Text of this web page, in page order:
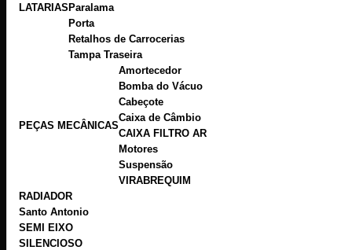
LATARIASParalama
Porta
Retalhos de Carrocerias
Tampa Traseira
PEÇAS MECÂNICAS
Amortecedor
Bomba do Vácuo
Cabeçote
Caixa de Câmbio
CAIXA FILTRO AR
Motores
Suspensão
VIRABREQUIM
RADIADOR
Santo Antonio
SEMI EIXO
SILENCIOSO